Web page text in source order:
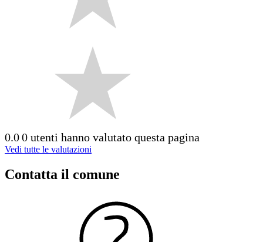
0.00 utenti hanno valutato questa pagina
Vedi tutte le valutazioni
Contatta il comune